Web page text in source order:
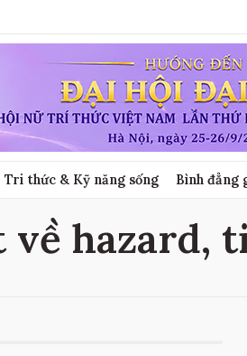
Tri thức & Kỹ năng sống Bình đẳng
hazard,